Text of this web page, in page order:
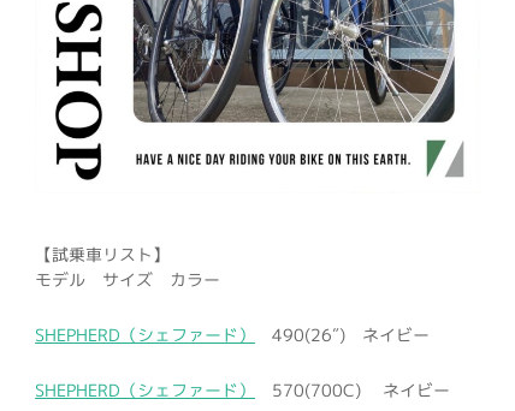
【試乗車リスト】
モデル サイズ カラー
SHEPHERD（シェファード） 490(26″) ネイビー
SHEPHERD（シェファード） 570(700C) ネイビー